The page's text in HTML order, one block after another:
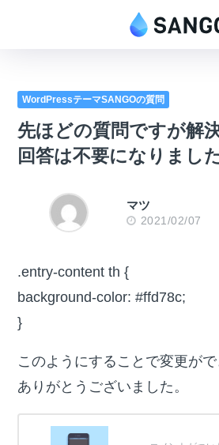
WordPressテーマSANGOの質問
先ほどの質問ですが解
回答は不要になりました
マツ
2021/02/07
.entry-content th {
background-color: #ffd78c;
}
このようにすることで変更がで
ありがとうございました。